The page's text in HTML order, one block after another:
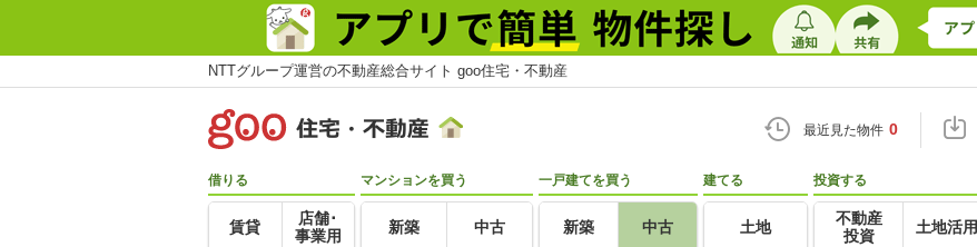
NTTグループ運営の不動産総合サイト goo住宅・不動産
最近見た物件 0
借りる
賃貸
店舗･
事業用
マンションを買う
新築 中古
一戸建てを買う
新築 中古
建てる
土地
投資する
不動産
投資
土地活用